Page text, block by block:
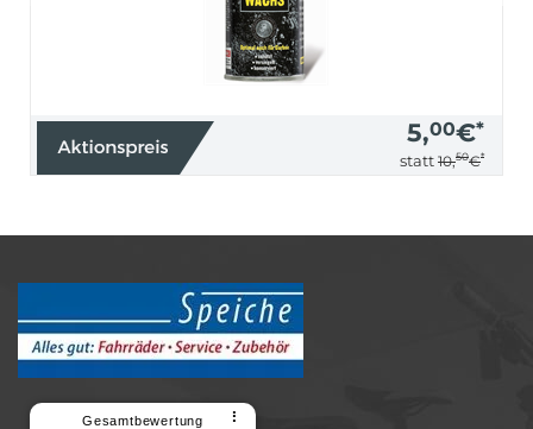
5,00€*
statt 10,50€*
Gesamtbewertung ⠇